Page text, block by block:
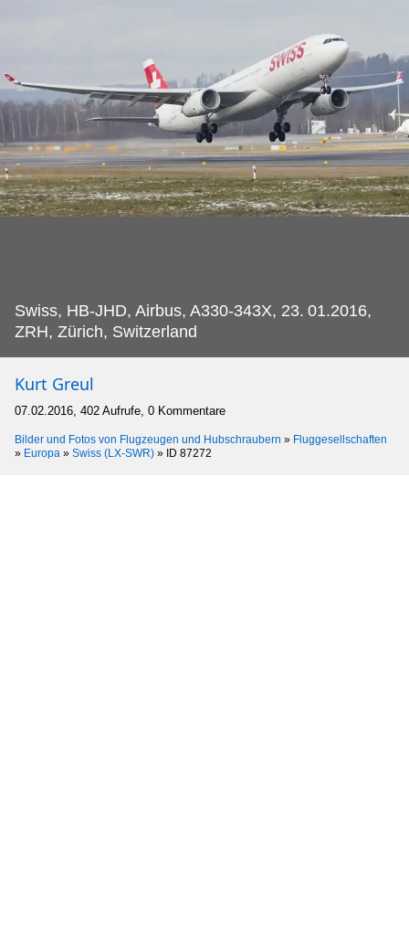
Swiss, HB-JHD, Airbus, A330-343X, 23. 01.2016,
ZRH, Zürich, Switzerland
Kurt Greul
07.02.2016, 402 Aufrufe, 0 Kommentare
Bilder und Fotos von Flugzeugen und Hubschraubern » Fluggesellschaften
» Europa » Swiss (LX-SWR) » ID 87272